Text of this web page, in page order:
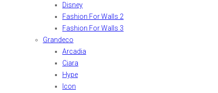
Disney
Fashion For Walls 2
Fashion For Walls 3
Grandeco
Arcadia
Ciara
Hype
Icon